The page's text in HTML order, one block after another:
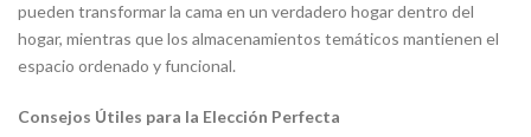
pueden transformar la cama en un verdadero hogar dentro del
hogar, mientras que los almacenamientos temáticos mantienen el
espacio ordenado y funcional.
Consejos Útiles para la Elección Perfecta